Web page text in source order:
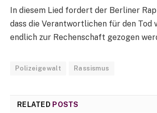
In diesem Lied fordert der Berliner
dass die Verantwortlichen für den Tod
endlich zur Rechenschaft gezogen
Polizeigewalt Rassismus
RELATED POSTS